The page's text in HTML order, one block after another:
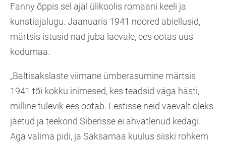
Fanny õppis sel ajal ülikoolis romaani keeli ja
kunstiajalugu. Jaanuaris 1941 noored abiellusid,
märtsis istusid nad juba laevale, ees ootas uus
kodumaa.
„Baltisakslaste viimane ümberasumine märtsis
1941 tõi kokku inimesed, kes teadsid väga hästi,
milline tulevik ees ootab. Eestisse neid vaevalt oleks
jäetud ja teekond Siberisse ei ahvatlenud kedagi.
Aga valima pidi, ja Saksamaa kuulus siiski rohkem